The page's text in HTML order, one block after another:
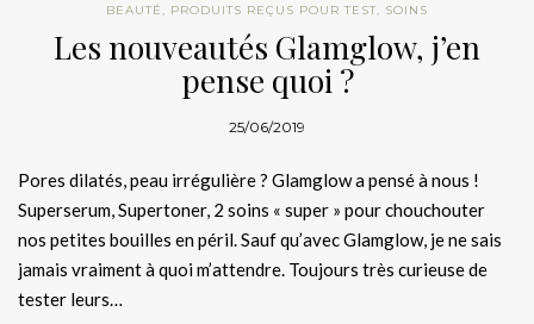
BEAUTÉ, PRODUITS REÇUS POUR TEST, SOINS
Les nouveautés Glamglow, j’en
pense quoi ?
25/06/2019
Pores dilatés, peau irrégulière ? Glamglow a pensé à nous !
Superserum, Supertoner, 2 soins « super » pour chouchouter
nos petites bouilles en péril. Sauf qu’avec Glamglow, je ne sais
jamais vraiment à quoi m’attendre. Toujours très curieuse de
tester leurs…